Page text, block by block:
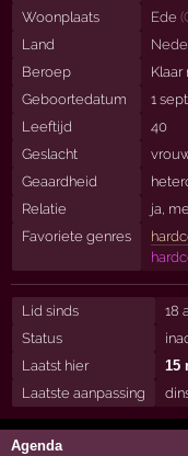
Woonplaats
Ede (
Land
Beroep
Klaar
Geboortedatum
1
Leeftijd
40
Geslacht
Geaardheid
Relatie
ja,
Favoriete genres
Lid sinds
18
Status
Laatst hier
15
Laatste aanpassing
Agenda